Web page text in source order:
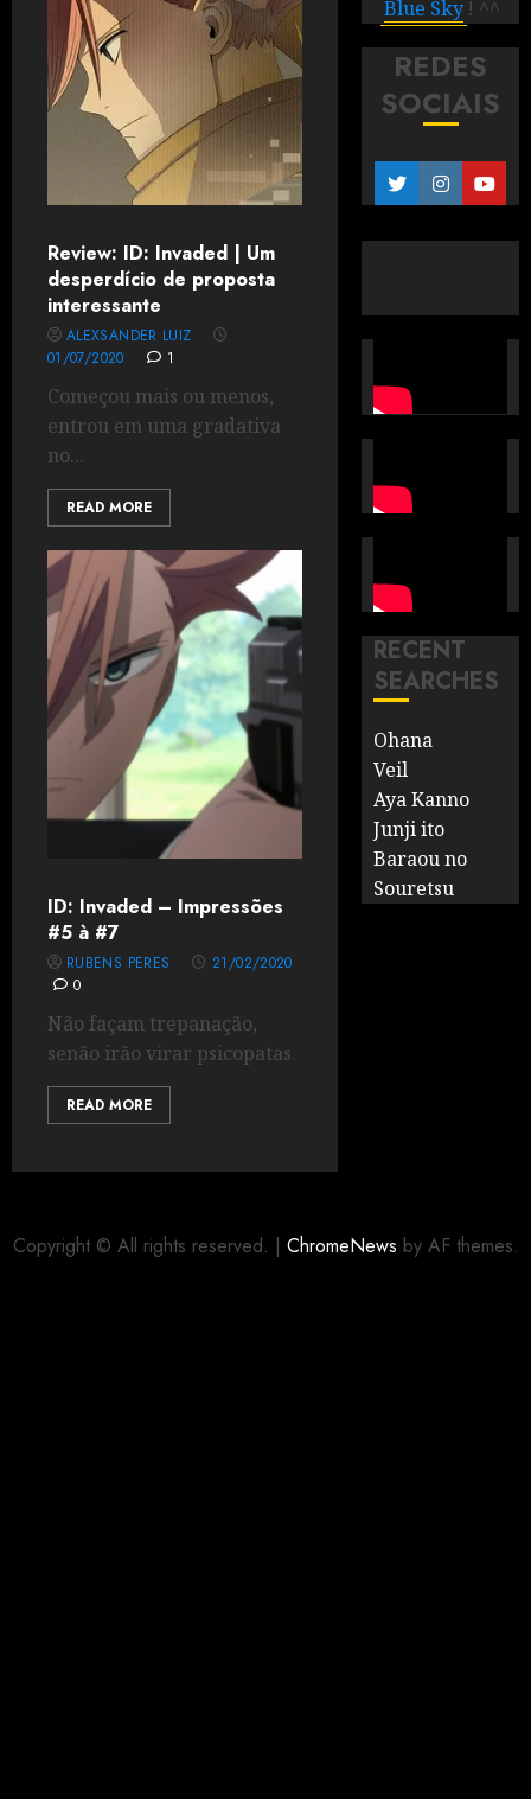
Review: ID: Invaded | Um
desperdício de proposta
interessante
ALEXSANDER LUIZ
01/07/2020
1
Começou mais ou menos,
entrou em uma gradativa
no...
READ MORE
ID: Invaded – Impressões
#5 à #7
RUBENS PERES
21/02/2020
0
Não façam trepanação,
senão irão virar psicopatas.
READ MORE
Blue Sky ! ^^
REDES
SOCIAIS
RECENT
SEARCHES
Ohana
Veil
Aya Kanno
Junji ito
Baraou no
Souretsu
Copyright © All rights reserved. | ChromeNews by AF themes.